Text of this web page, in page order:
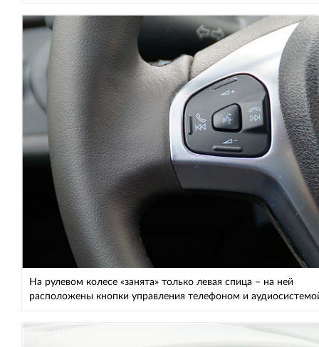
На рулевом колесе «занята» только левая спица – на ней
расположены кнопки управления телефоном и